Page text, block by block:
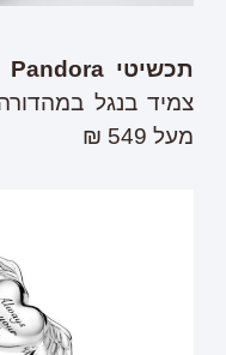
תכשיטי Pandora
מעל 549 ₪